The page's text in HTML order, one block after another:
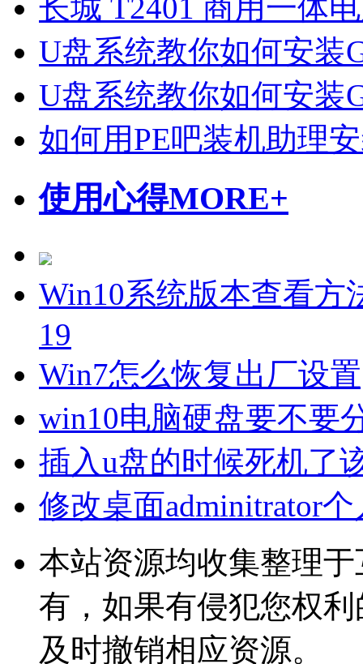
长城 T2401 商用一体
U盘系统教你如何安装
U盘系统教你如何安装
如何用PE吧装机助理
使用心得MORE+
Win10系统版本查看方
19
Win7怎么恢复出厂设
win10电脑硬盘要不要
插入u盘的时候死机了
修改桌面adminitrator
本站资源均收集整理
有，如果有侵犯您权
及时撤销相应资源。